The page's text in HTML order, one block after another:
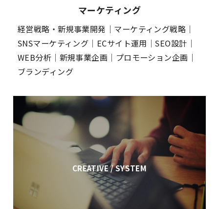
マーケティング
経営戦略・新規事業開発｜マーケティング戦略｜
SNSマーケティング｜ECサイト運用｜SEO設計｜
WEB分析｜新規事業企画｜プロモーション企画｜
ブランディング
CREATIVE / SYSTEM